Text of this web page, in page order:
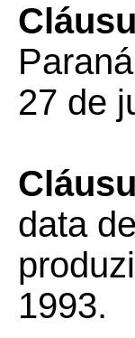
27 de
data
1993.